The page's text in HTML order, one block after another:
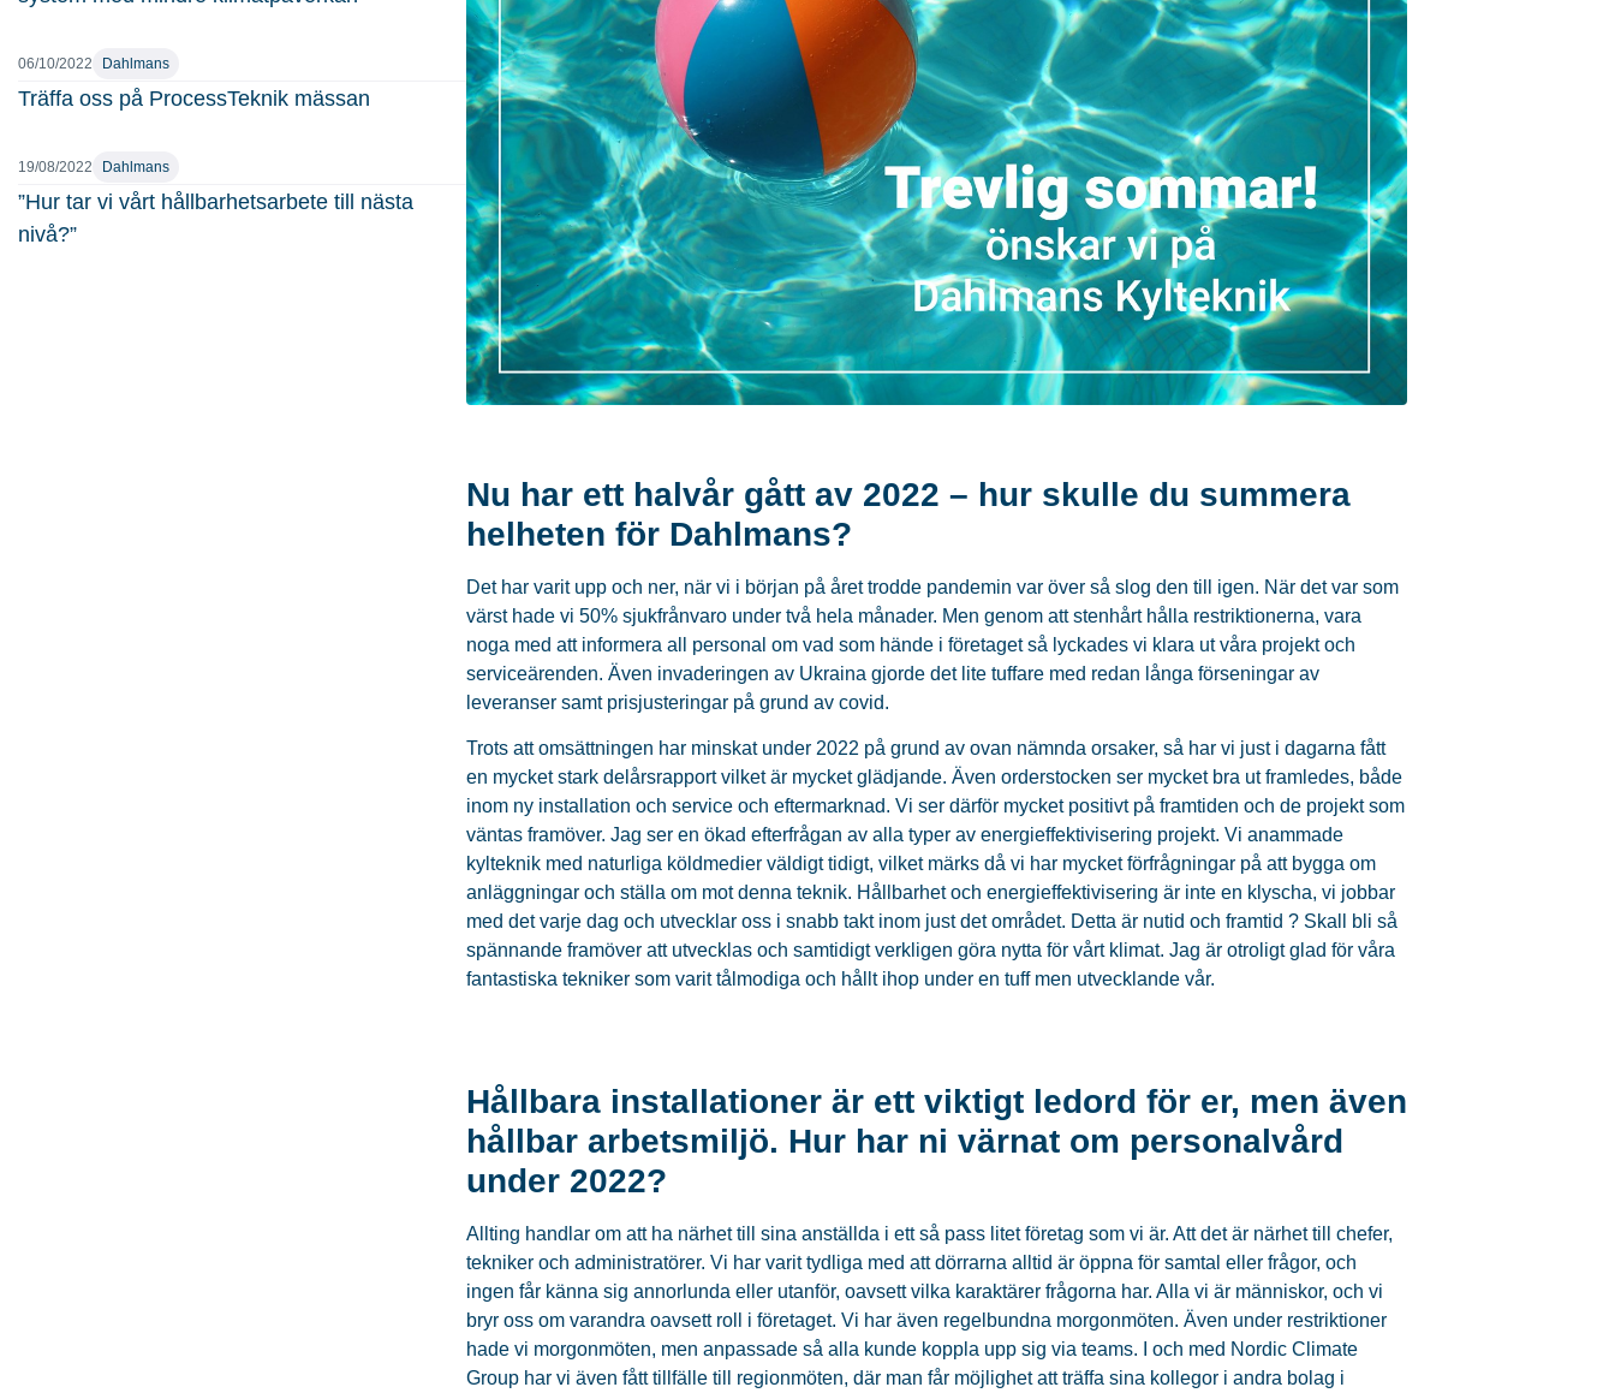
06/10/2022 Dahlmans
Träffa oss på ProcessTeknik mässan
19/08/2022 Dahlmans
”Hur tar vi vårt hållbarhetsarbete till nästa
nivå?”
Nu har ett halvår gått av 2022 – hur skulle du summera
helheten för Dahlmans?
Det har varit upp och ner, när vi i början på året trodde pandemin var över så slog den till igen. När det var som
värst hade vi 50% sjukfrånvaro under två hela månader. Men genom att stenhårt hålla restriktionerna, vara
noga med att informera all personal om vad som hände i företaget så lyckades vi klara ut våra projekt och
serviceärenden. Även invaderingen av Ukraina gjorde det lite tuffare med redan långa förseningar av
leveranser samt prisjusteringar på grund av covid.
Trots att omsättningen har minskat under 2022 på grund av ovan nämnda orsaker, så har vi just i dagarna fått
en mycket stark delårsrapport vilket är mycket glädjande. Även orderstocken ser mycket bra ut framledes, både
inom ny installation och service och eftermarknad. Vi ser därför mycket positivt på framtiden och de projekt som
väntas framöver. Jag ser en ökad efterfrågan av alla typer av energieffektivisering projekt. Vi anammade
kylteknik med naturliga köldmedier väldigt tidigt, vilket märks då vi har mycket förfrågningar på att bygga om
anläggningar och ställa om mot denna teknik. Hållbarhet och energieffektivisering är inte en klyscha, vi jobbar
med det varje dag och utvecklar oss i snabb takt inom just det området. Detta är nutid och framtid ? Skall bli så
spännande framöver att utvecklas och samtidigt verkligen göra nytta för vårt klimat. Jag är otroligt glad för våra
fantastiska tekniker som varit tålmodiga och hållt ihop under en tuff men utvecklande vår.
Hållbara installationer är ett viktigt ledord för er, men även
hållbar arbetsmiljö. Hur har ni värnat om personalvård
under 2022?
Allting handlar om att ha närhet till sina anställda i ett så pass litet företag som vi är. Att det är närhet till chefer,
tekniker och administratörer. Vi har varit tydliga med att dörrarna alltid är öppna för samtal eller frågor, och
ingen får känna sig annorlunda eller utanför, oavsett vilka karaktärer frågorna har. Alla vi är människor, och vi
bryr oss om varandra oavsett roll i företaget. Vi har även regelbundna morgonmöten. Även under restriktioner
hade vi morgonmöten, men anpassade så alla kunde koppla upp sig via teams. I och med Nordic Climate
Group har vi även fått tillfälle till regionmöten, där man får möjlighet att träffa sina kollegor i andra bolag i